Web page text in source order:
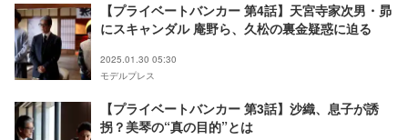
【プライベートバンカー 第4話】天宮寺家次男・昴
にスキャンダル 庵野ら、久松の裏金疑惑に迫る
2025.01.30 05:30
モデルプレス
【プライベートバンカー 第3話】沙織、息子が誘
拐？美琴の“真の目的”とは